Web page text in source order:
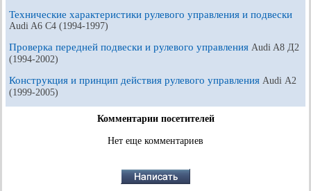
Технические характеристики рулевого управления и подвески
Audi A6 С4 (1994-1997)
Проверка передней подвески и рулевого управления Audi A8 Д2
(1994-2002)
Конструкция и принцип действия рулевого управления Audi А2
(1999-2005)
Комментарии посетителей
Нет еще комментариев